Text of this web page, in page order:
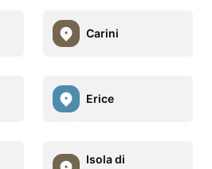
Carini
Erice
Isola di